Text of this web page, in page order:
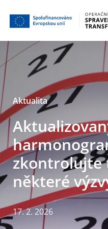
Aktualita
zkontrolujte
některé
17. 2. 2026